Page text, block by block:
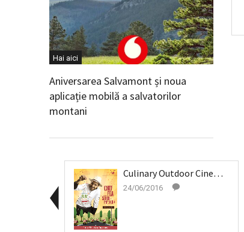
Hai aici
Aniversarea Salvamont și noua
aplicație mobilă a salvatorilor
montani
Culinary Outdoor Cinema – Street FOOD Festiv...
24/06/2016